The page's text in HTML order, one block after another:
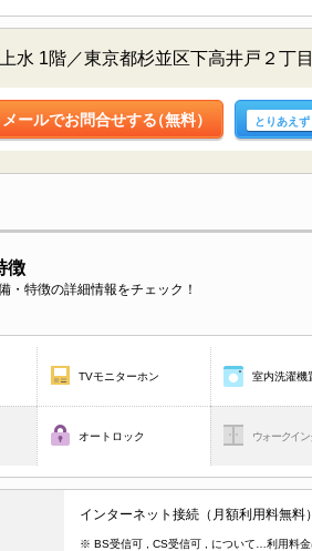
水 1階／東京都杉並区下高井戸２丁
メールでお問合せする（無料） とりあえず
徴
・特徴の詳細情報をチェック！
TVモニターホン 室内洗濯機
オートロック ウォークイ
インターネット接続（月額利用料無料
※ BS受信可 , CS受信可 , について…利用料金